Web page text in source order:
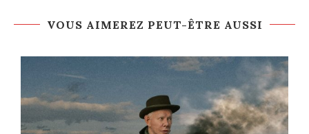
VOUS AIMEREZ PEUT-ÊTRE AUSSI